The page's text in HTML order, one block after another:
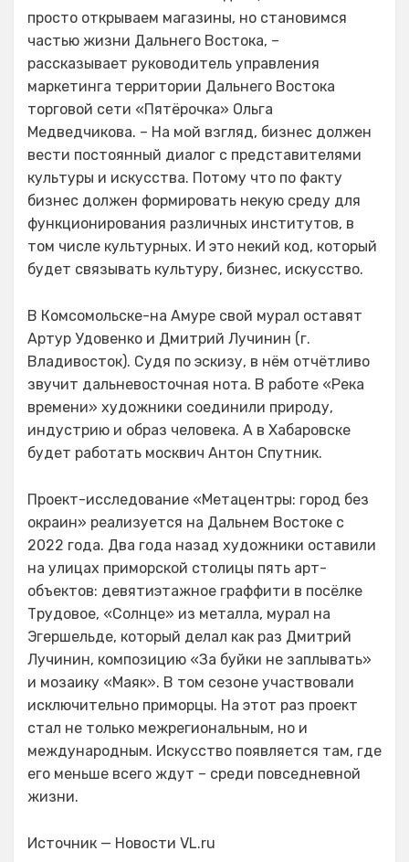
просто открываем магазины, но становимся
частью жизни Дальнего Востока, –
рассказывает руководитель управления
маркетинга территории Дальнего Востока
торговой сети «Пятёрочка» Ольга
Медведчикова. – На мой взгляд, бизнес должен
вести постоянный диалог с представителями
культуры и искусства. Потому что по факту
бизнес должен формировать некую среду для
функционирования различных институтов, в
том числе культурных. И это некий код, который
будет связывать культуру, бизнес, искусство.
В Комсомольске-на Амуре свой мурал оставят
Артур Удовенко и Дмитрий Лучинин (г.
Владивосток). Судя по эскизу, в нём отчётливо
звучит дальневосточная нота. В работе «Река
времени» художники соединили природу,
индустрию и образ человека. А в Хабаровске
будет работать москвич Антон Спутник.
Проект-исследование «Метацентры: город без
окраин» реализуется на Дальнем Востоке с
2022 года. Два года назад художники оставили
на улицах приморской столицы пять арт-
объектов: девятиэтажное граффити в посёлке
Трудовое, «Солнце» из металла, мурал на
Эгершельде, который делал как раз Дмитрий
Лучинин, композицию «За буйки не заплывать»
и мозаику «Маяк». В том сезоне участвовали
исключительно приморцы. На этот раз проект
стал не только межрегиональным, но и
международным. Искусство появляется там, где
его меньше всего ждут – среди повседневной
жизни.
Источник — Новости VL.ru